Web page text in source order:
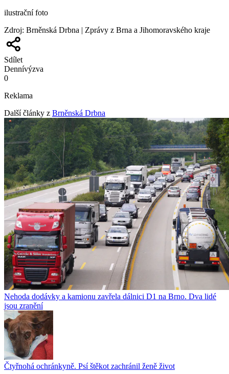
ilustrační foto
Zdroj: Brněnská Drbna | Zprávy z Brna a Jihomoravského kraje
Sdílet
Dennívýzva
0
Reklama
Další články z Brněnská Drbna
Nehoda dodávky a kamionu zavřela dálnici D1 na Brno. Dva lidé
jsou zranění
Čtyřnohá ochránkyně. Psí štěkot zachránil ženě život